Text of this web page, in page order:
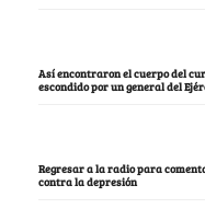
Así encontraron el cuerpo del
escondido por un general del
Regresar a la radio para
contra la depresión